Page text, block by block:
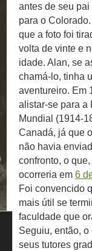
antes de seu
para o
que a foto foi
volta de vinte e
idade. Alan, se
chamá-lo, tinha
aventureiro. Em
alistar-se para a
Mundial (1914-
Canadá, já que
não havia
confronto, o
ocorreria em 6
Foi convencido
mais útil se
faculdade que
Seguiu, então,
seus tutores